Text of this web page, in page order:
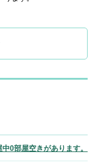
0部屋空きがあります。